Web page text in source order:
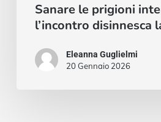
Sanare le prigioni
l’incontro disinnesca
Eleanna Guglielmi
20 Gennaio 2026